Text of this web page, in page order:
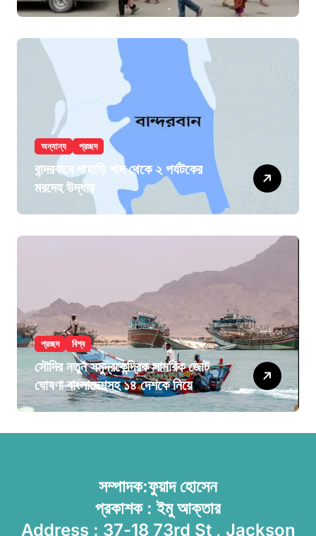
অন্যান্য প্রচ্ছদ
বান্দরবানে পাহাড়ি খাদ থেকে ২ পর্যটকের
মরদেহ উদ্ধার
প্রচ্ছদ বিশ্ব
সৌদির নতুন সমুদ্রকেন্দ্রিক সামরিক জোট
ঘোষণা বাংলাদেশসহ ১৪ দেশকে নিয়ে
সম্পাদক:ফুয়াদ হোসেন
প্রকাশক : ইমু আক্তার
Address : 37-18 73rd St , Jackson